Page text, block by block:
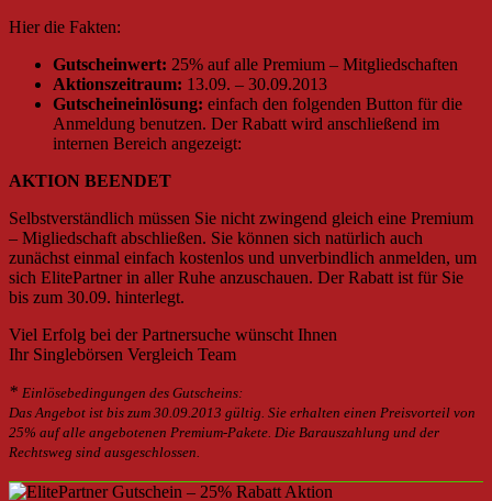
Hier die Fakten:
Gutscheinwert: 25% auf alle Premium – Mitgliedschaften
Aktionszeitraum: 13.09. – 30.09.2013
Gutscheineinlösung: einfach den folgenden Button für die
Anmeldung benutzen. Der Rabatt wird anschließend im
internen Bereich angezeigt:
AKTION BEENDET
Selbstverständlich müssen Sie nicht zwingend gleich eine Premium
– Migliedschaft abschließen. Sie können sich natürlich auch
zunächst einmal einfach kostenlos und unverbindlich anmelden, um
sich ElitePartner in aller Ruhe anzuschauen. Der Rabatt ist für Sie
bis zum 30.09. hinterlegt.
Viel Erfolg bei der Partnersuche wünscht Ihnen
Ihr Singlebörsen Vergleich Team
* Einlösebedingungen des Gutscheins:
Das Angebot ist bis zum 30.09.2013 gültig. Sie erhalten einen Preisvorteil von
25% auf alle angebotenen Premium-Pakete. Die Barauszahlung und der
Rechtsweg sind ausgeschlossen.